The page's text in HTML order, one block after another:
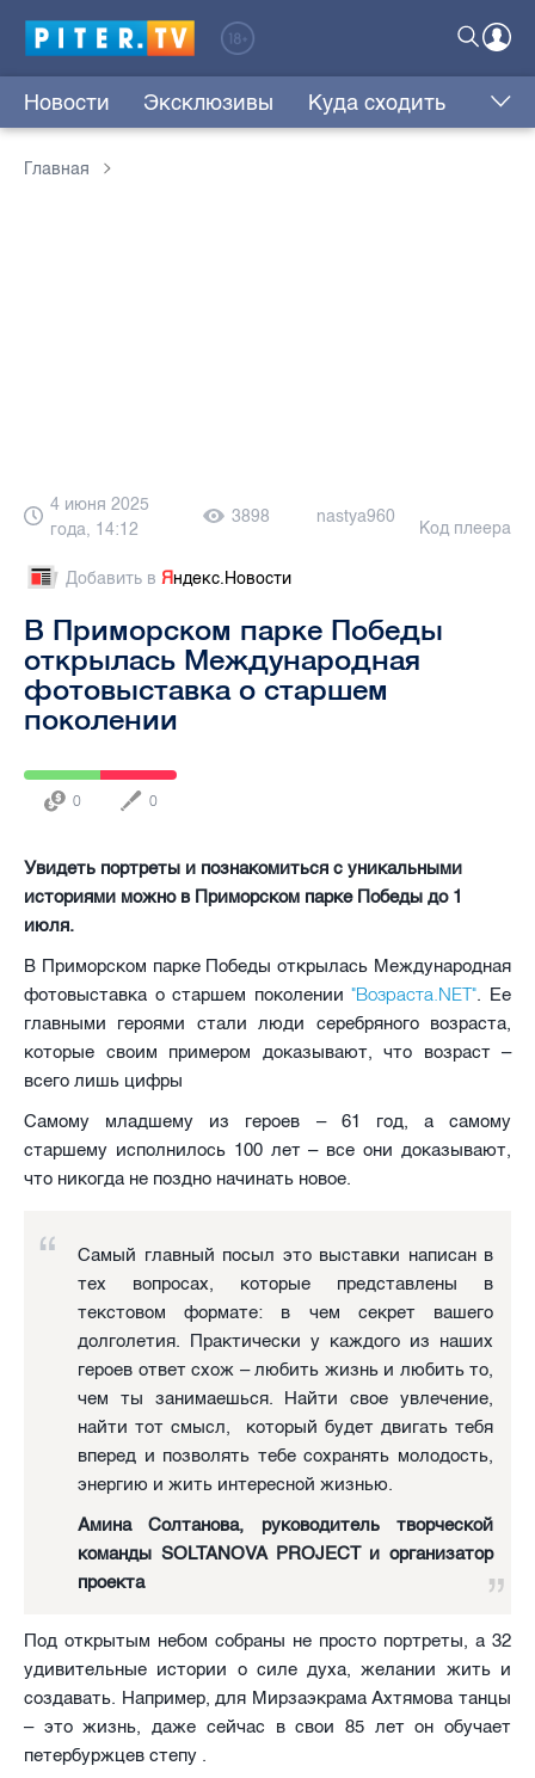
Новости Эксклюзивы Куда сходить
Главная
4 июня 2025
года, 14:12
3898 nastya960
Код плеера
Добавить в Яндекс.Новости
В Приморском парке Победы
открылась Международная
фотовыставка о старшем
поколении
0 0
Увидеть портреты и познакомиться с уникальными
историями можно в Приморском парке Победы до 1
июля.
В Приморском парке Победы открылась Международная
фотовыставка о старшем поколении"Возраста.NET". Ее
главными героями стали люди серебряного возраста,
которые своим примером доказывают, что возраст –
всего лишь цифры
Самому младшему из героев – 61 год, а самому
старшему исполнилось 100 лет – все они доказывают,
что никогда не поздно начинать новое.
Самый главный посыл это выставки написан в
тех вопросах, которые представлены в
текстовом формате: в чем секрет вашего
долголетия. Практически у каждого из наших
героев ответ схож – любить жизнь и любить то,
чем ты занимаешься. Найти свое увлечение,
найти тот смысл, который будет двигать тебя
вперед и позволять тебе сохранять молодость,
энергию и жить интересной жизнью.
Амина Солтанова, руководитель творческой
команды SOLTANOVA PROJECT и организатор
проекта
Под открытым небом собраны не просто портреты, а 32
удивительные истории о силе духа, желании жить и
создавать. Например, для Мирзаэкрама Ахтямова танцы
– это жизнь, даже сейчас в свои 85 лет он обучает
петербуржцев степу .